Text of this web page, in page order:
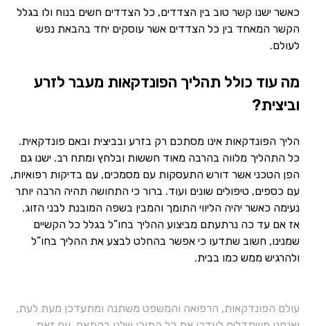
כאשר ישנו קשר טוב בין הצדדים, כל הצדדים חשים בנוח ולו בגלל
הקשר המאחד בין כל הצדדים אשר עוסקים יחד בהבאת נפש
לעולם.
מה עוד כולל תהליך הפונדקאות מעבר לזרע
וביצית?
הליך הפונדקאות אינו מסתכם רק בזרע ובביצית ובאם פונדקאית.
כל התהליך מלווה בהרבה מאוד חששות ובלחץ ומתח רב. ישנו גם
הפן הטכני אשר דורש התעסקות עם מסמכים, עם בדיקות רפואיות,
עם כספים, טיפולים שונים ועוד. ברור כי התחושה תהיה הרבה יותר
נעימה כאשר יהיה הליווי התומך והמבין בשפה המובנת לבני הזוג.
אז אם עד כה נרתעתם מביצוע ההליך בחו”ל בגלל כל הקשיים
שמנינו, חשוב שתדעו כי אפשר בהחלט לבצע את ההליך בחו”ל
ולהרגיש ממש כמו בבית.
עולם הפונדקאות, הרפואה והמשפט משתנה ומתעדכן מעת לעת,